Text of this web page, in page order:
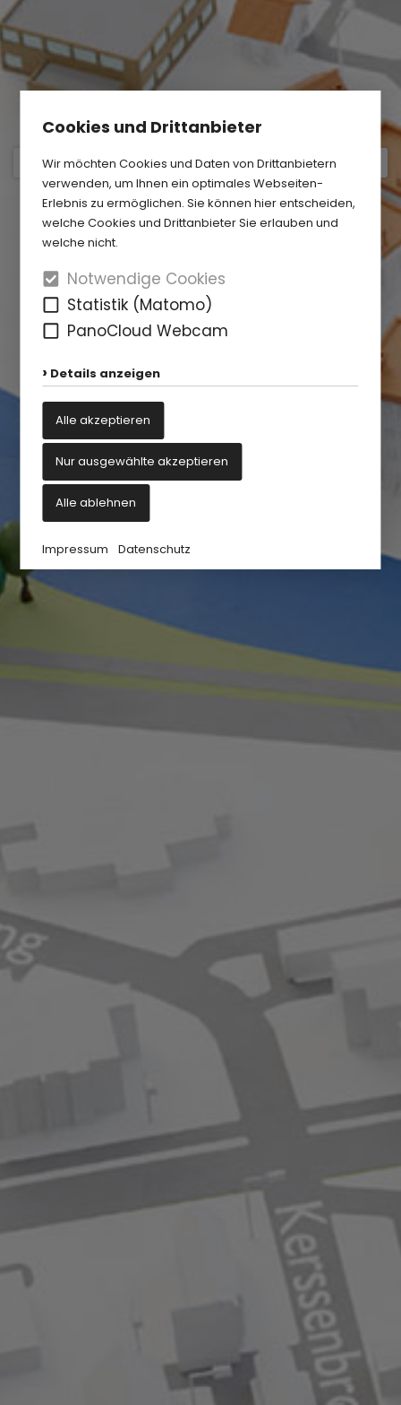
Cookies und Drittanbieter
Wir möchten Cookies und Daten von Drittanbietern
verwenden, um Ihnen ein optimales Webseiten-
Erlebnis zu ermöglichen. Sie können hier entscheiden,
welche Cookies und Drittanbieter Sie erlauben und
welche nicht.
Notwendige Cookies
Statistik (Matomo)
PanoCloud Webcam
Details anzeigen
Alle akzeptieren
Nur ausgewählte akzeptieren
Alle ablehnen
Impressum Datenschutz